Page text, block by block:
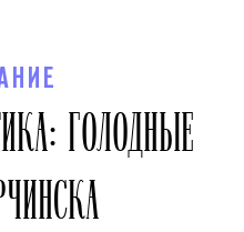
ГОЛОДНЫЕ